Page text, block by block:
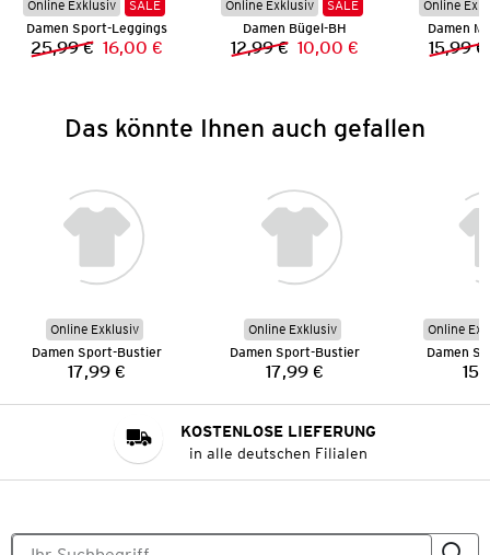
Online Exklusiv
SALE
Damen Sport-Leggings
Vorheriger Preis:
25,99 € Neuer Preis:
16,00 €
Online Exklusiv
SALE
Damen Bügel-BH
Vorheriger Preis:
12,99 € Neuer Preis:
10,00 €
Online
Damen
15,99 €
Das könnte Ihnen auch gefallen
Online Exklusiv
Damen Sport-Bustier
Preis:
17,99 €
Online Exklusiv
Damen Sport-Bustier
Preis:
17,99 €
Online
Damen
KOSTENLOSE LIEFERUNG
in alle deutschen Filialen